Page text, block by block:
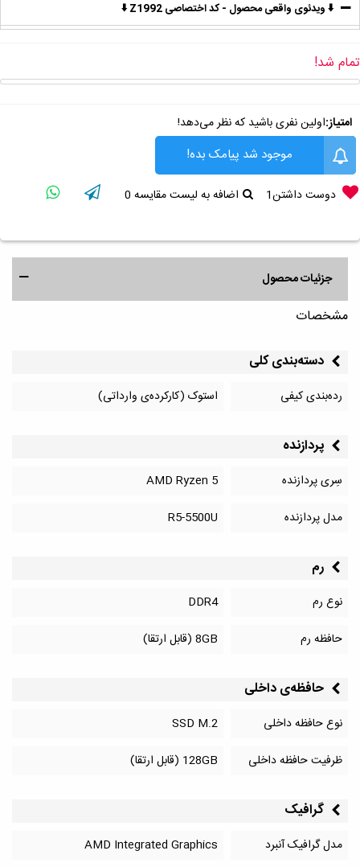
⬇️ ویدئوی واقعی محصول - کد اختصاصی Z1992 ⬇️
تمام شد!
امتیاز:اولین نفری باشید که نظر می‌دهد!
موجود شد پیامک بده!
دوست داشتن1 اضافه به لیست مقایسه 0
جزئیات محصول
مشخصات
دسته‌بندی کلی
رده‌بندی کیفی استوک (کارکرده‌ی وارداتی)
پردازنده
سِری پردازنده
AMD Ryzen 5
مدل پردازنده
R5-5500U
رم
نوع رم
DDR4
حافظه رم
8GB (قابل ارتقا)
حافظه‌‌ی داخلی
نوع حافظه داخلی
SSD M.2
ظرفیت حافظه داخلی
128GB (قابل ارتقا)
گرافیک
مدل گرافیک آنبرد AMD Integrated Graphics